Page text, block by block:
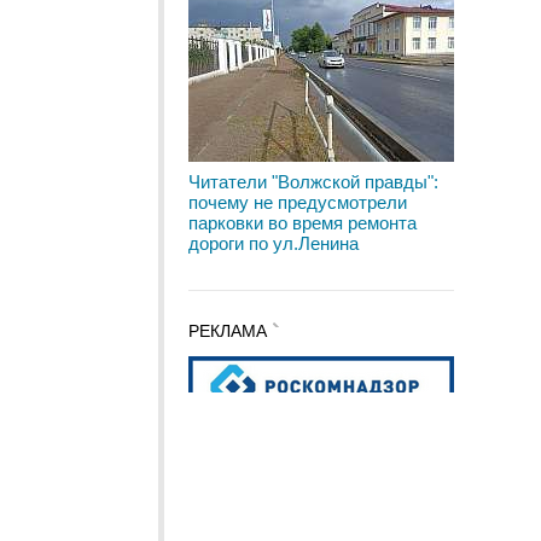
Читатели "Волжской правды":
почему не предусмотрели
парковки во время ремонта
дороги по ул.Ленина
РЕКЛАМА